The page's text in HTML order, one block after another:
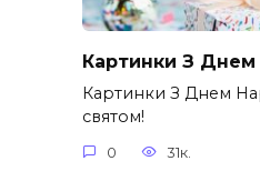
Картинки З
Картинки З Днем
святом!
0 31к.